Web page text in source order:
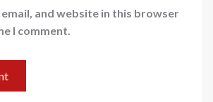
email, and website in this browser
I comment.